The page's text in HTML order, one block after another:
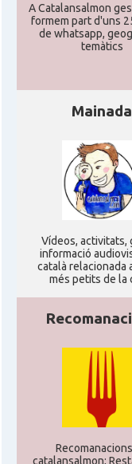
CAMON
CAMON
CAMON
CAMON
CAMON
CAMON
CAMON
CAMON
A Catalansalmon
formem part d'uns
de whatsapp,
temàtics
Mainada
Ví­deos, activitats,
informació
català relacionada
més petits de la
catalansalmon;